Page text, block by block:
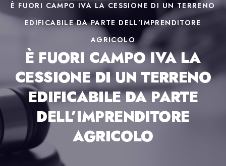
È FUORI CAMPO IVA LA CESSIONE DI UN TERRENO
EDIFICABILE DA PARTE DELL’IMPRENDITORE
AGRICOLO
È FUORI CAMPO IVA LA
CESSIONE DI UN TERRENO
EDIFICABILE DA PARTE
DELL’IMPRENDITORE
AGRICOLO